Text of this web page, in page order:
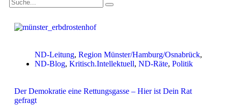
ND-Leitung, Region Münster/Hamburg/Osnabrück,
ND-Blog, Kritisch.Intellektuell, ND-Räte, Politik
Der Demokratie eine Rettungsgasse – Hier ist Dein Rat
gefragt